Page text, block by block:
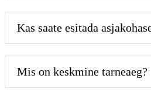
Kas saate esitada
Mis on keskmine tarneaeg?